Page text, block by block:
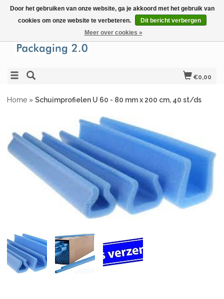
€0,00
Home » Schuimprofielen U 60 - 80 mm x 200 cm, 40 st/ds
Door het gebruiken van onze website, ga je akkoord met het gebruik van
cookies om onze website te verbeteren.
Dit bericht verbergen
Meer over cookies »